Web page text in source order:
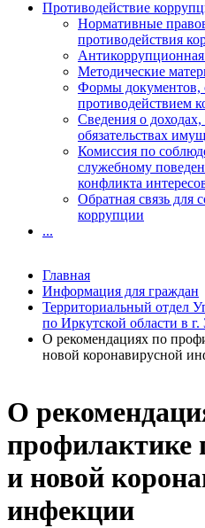
О
и новой
инфекции
Противодействие
Нормативные
противодействия
Антикоррупционная
Методические
Формы документов,
противодействием
Сведения о
обязательствах
Комиссия по
служебному
конфликта
Обратная связь для
коррупции
...
Главная
Информация для граждан
Территориальный отдел
по Иркутской области в
О рекомендациях по
новой коронавирусной